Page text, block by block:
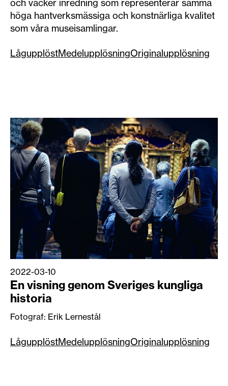
och vacker inredning som representerar samma
höga hantverksmässiga och konstnärliga kvalitet
som våra museisamlingar.
LågupplöstMedelupplösningOriginalupplösning
2022-03-10
En visning genom Sveriges kungliga
historia
Fotograf: Erik Lernestål
LågupplöstMedelupplösningOriginalupplösning